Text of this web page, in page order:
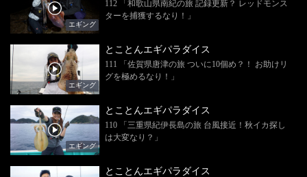
エギング
112 「和歌山県南紀の旅 記録更新？ レッドモンス
ターを捕獲するなり！」
エギング
とことんエギパラダイス
111 「佐賀県唐津の旅 ついに10個め？！ お助けリ
グを極めるなり！」
エギング
とことんエギパラダイス
110 「三重県紀伊長島の旅 台風接近！秋イカ探し
は大変なり？」
とことんエギパラダイス